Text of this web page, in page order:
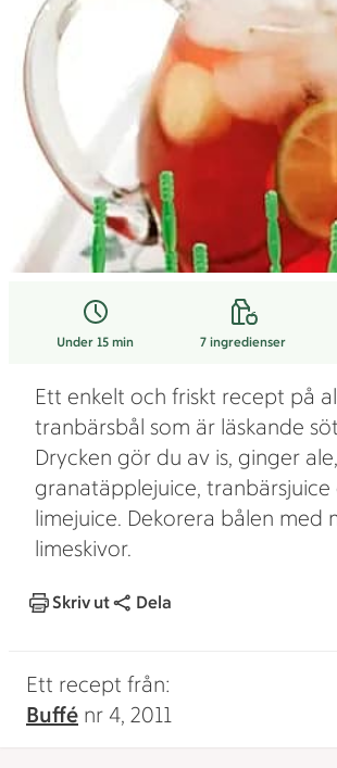
Under 15 min 7ingredienser
Ett enkelt och friskt recept på
tranbärsbål som är läskande
Drycken gör du av is, ginger ale,
granatäpplejuice, tranbärsjuice
limejuice. Dekorera bålen med
limeskivor.
Skriv ut Dela
Ett recept från:
Buffé nr 4, 2011